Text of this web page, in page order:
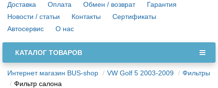
Доставка Оплата Обмен / возврат
Гарантия
Новости / статьи
Контакты
Сертификаты
Автосервис
О нас
КАТАЛОГ ТОВАРОВ
Интернет магазин BUS-shop VW Golf 5 2003-2009
Фильтры
Фильтр салона